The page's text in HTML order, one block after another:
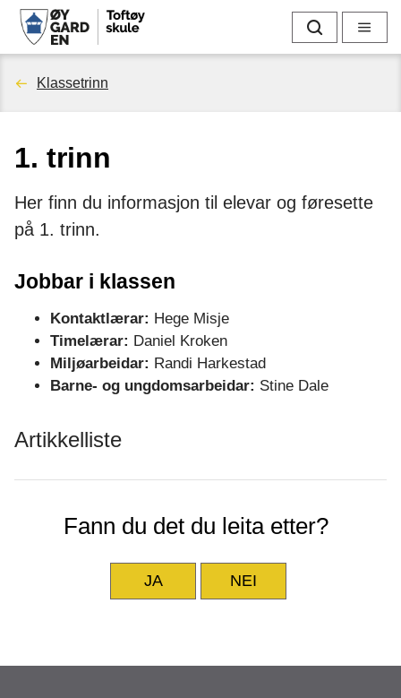
T
o
y
k
u
l
Søk Meny
Du
her:
Klassetrinn
1. trinn
Her finn du informasjon til elevar og føresette
på 1. trinn.
Jobbar i klassen
Kontaktlærar: Hege Misje
Timelærar: Daniel Kroken
Miljøarbeidar: Randi Harkestad
Barne- og ungdomsarbeidar: Stine Dale
Artikkelliste
Fann du det du leita etter?
JA NEI